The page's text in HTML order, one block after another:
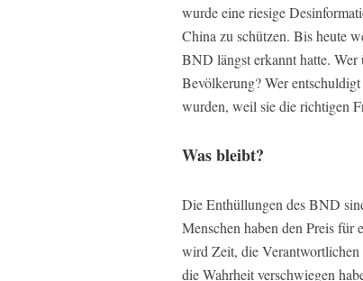
wurde eine riesige
China zu schützen. Bis heute
BND längst erkannt hatte.
Bevölkerung? Wer
wurden, weil sie die richtigen
Was bleibt?
Die Enthüllungen des BND
Menschen haben den Preis für
wird Zeit, die Verantwortlichen
die Wahrheit verschwiegen